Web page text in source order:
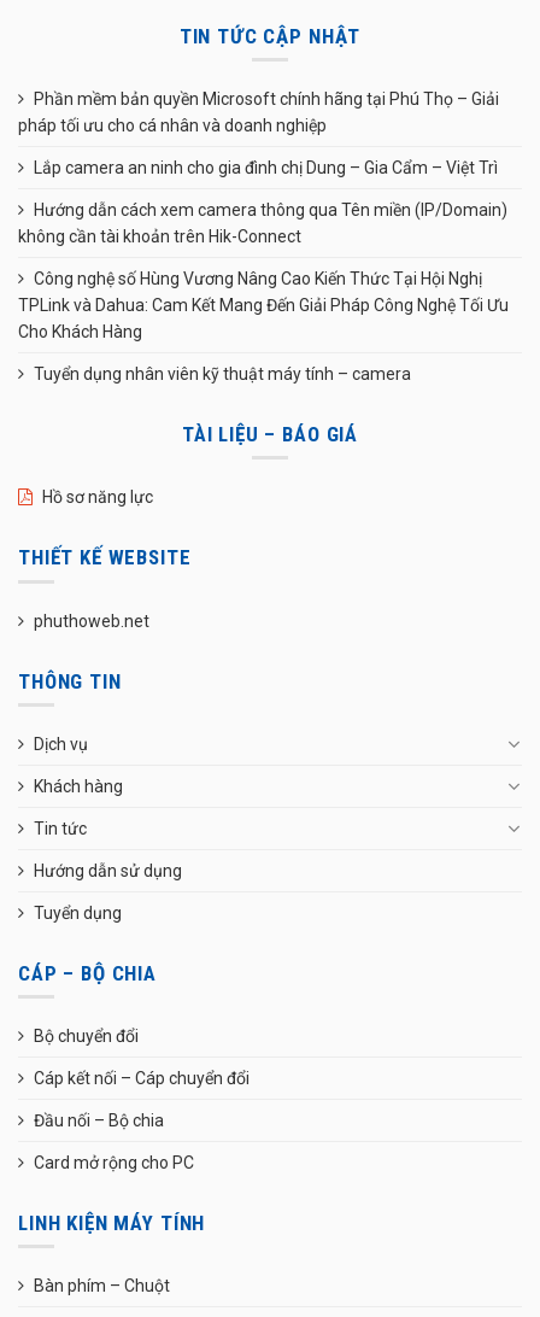
TIN TỨC CẬP NHẬT
Phần mềm bản quyền Microsoft chính hãng tại Phú Thọ – Giải
pháp tối ưu cho cá nhân và doanh nghiệp
Lắp camera an ninh cho gia đình chị Dung – Gia Cẩm – Việt Trì
Hướng dẫn cách xem camera thông qua Tên miền (IP/Domain)
không cần tài khoản trên Hik-Connect
Công nghệ số Hùng Vương Nâng Cao Kiến Thức Tại Hội Nghị
TPLink và Dahua: Cam Kết Mang Đến Giải Pháp Công Nghệ Tối Ưu
Cho Khách Hàng
Tuyển dụng nhân viên kỹ thuật máy tính – camera
TÀI LIỆU – BÁO GIÁ
Hồ sơ năng lực
THIẾT KẾ WEBSITE
phuthoweb.net
THÔNG TIN
Dịch vụ
Khách hàng
Tin tức
Hướng dẫn sử dụng
Tuyển dụng
CÁP – BỘ CHIA
Bộ chuyển đổi
Cáp kết nối – Cáp chuyển đổi
Đầu nối – Bộ chia
Card mở rộng cho PC
LINH KIỆN MÁY TÍNH
Bàn phím – Chuột